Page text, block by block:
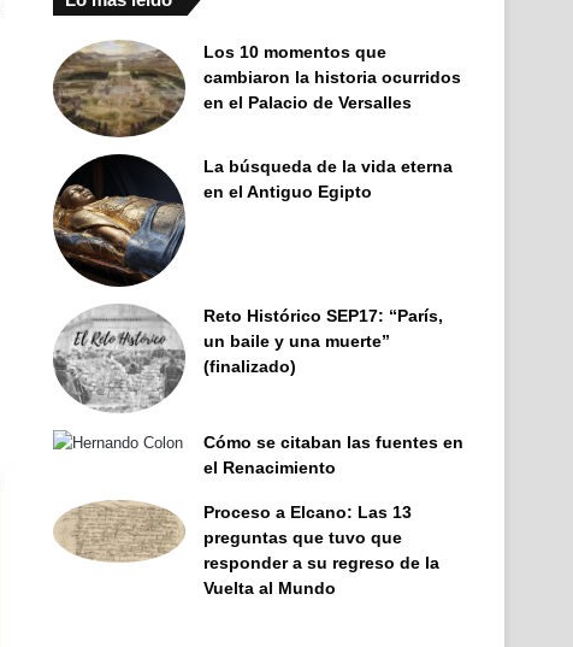
Los 10 momentos que
cambiaron la historia ocurridos
en el Palacio de Versalles
La búsqueda de la vida eterna
en el Antiguo Egipto
Reto Histórico SEP17: “París,
un baile y una muerte”
(finalizado)
Cómo se citaban las fuentes en
el Renacimiento
Proceso a Elcano: Las 13
preguntas que tuvo que
responder a su regreso de la
Vuelta al Mundo